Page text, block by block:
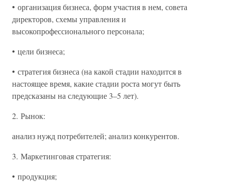
• организация бизнеса, форм участия в нем, совета
директоров, схемы управления и
высокопрофессионального персонала;
• цели бизнеса;
• стратегия бизнеса (на какой стадии находится в
настоящее время, какие стадии роста могут быть
предсказаны на следующие 3–5 лет).
2. Рынок:
анализ нужд потребителей; анализ конкурентов.
3. Маркетинговая стратегия:
• продукция;